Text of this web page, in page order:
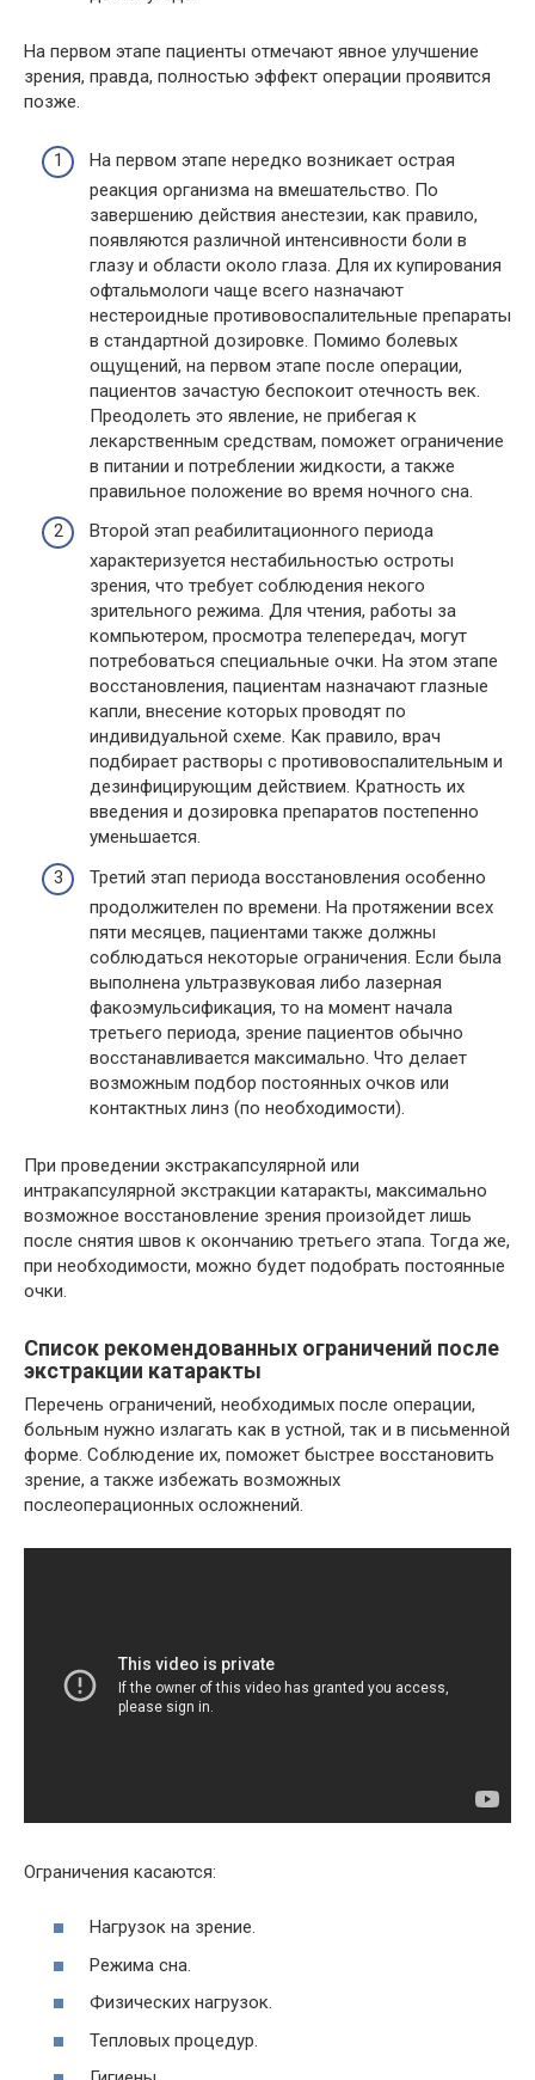
На первом этапе пациенты отмечают явное улучшение
зрения, правда, полностью эффект операции проявится
позже.
На первом этапе нередко возникает острая
реакция организма на вмешательство. По
завершению действия анестезии, как правило,
появляются различной интенсивности боли в
глазу и области около глаза. Для их купирования
офтальмологи чаще всего назначают
нестероидные противовоспалительные препараты
в стандартной дозировке. Помимо болевых
ощущений, на первом этапе после операции,
пациентов зачастую беспокоит отечность век.
Преодолеть это явление, не прибегая к
лекарственным средствам, поможет ограничение
в питании и потреблении жидкости, а также
правильное положение во время ночного сна.
Второй этап реабилитационного периода
характеризуется нестабильностью остроты
зрения, что требует соблюдения некого
зрительного режима. Для чтения, работы за
компьютером, просмотра телепередач, могут
потребоваться специальные очки. На этом этапе
восстановления, пациентам назначают глазные
капли, внесение которых проводят по
индивидуальной схеме. Как правило, врач
подбирает растворы с противовоспалительным и
дезинфицирующим действием. Кратность их
введения и дозировка препаратов постепенно
уменьшается.
Третий этап периода восстановления особенно
продолжителен по времени. На протяжении всех
пяти месяцев, пациентами также должны
соблюдаться некоторые ограничения. Если была
выполнена ультразвуковая либо лазерная
факоэмульсификация, то на момент начала
третьего периода, зрение пациентов обычно
восстанавливается максимально. Что делает
возможным подбор постоянных очков или
контактных линз (по необходимости).
При проведении экстракапсулярной или
интракапсулярной экстракции катаракты, максимально
возможное восстановление зрения произойдет лишь
после снятия швов к окончанию третьего этапа. Тогда же,
при необходимости, можно будет подобрать постоянные
очки.
Список рекомендованных ограничений после
экстракции катаракты
Перечень ограничений, необходимых после операции,
больным нужно излагать как в устной, так и в письменной
форме. Соблюдение их, поможет быстрее восстановить
зрение, а также избежать возможных
послеоперационных осложнений.
Ограничения касаются:
Нагрузок на зрение.
Режима сна.
Физических нагрузок.
Тепловых процедур.